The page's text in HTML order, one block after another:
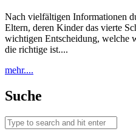
Nach vielfältigen Informationen
Eltern, deren Kinder das vierte
wichtigen Entscheidung, welche
die richtige ist....
mehr....
Suche